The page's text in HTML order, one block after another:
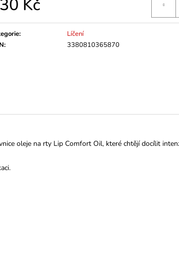
Kč
:
Líčení
: 3380810365870
oleje na rty Lip Comfort Oil, které chtějí docílit